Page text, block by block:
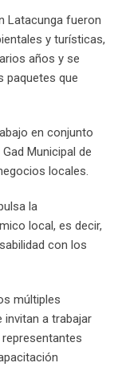
Latacunga fueron
y turísticas,
años y se
paquetes que
en conjunto
Municipal de
locales.
la
local, es decir,
con los
múltiples
invitan a trabajar